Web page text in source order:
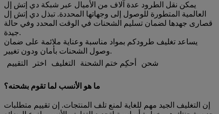
يمكن نقل الطرود عدة آلاف من الأميال عبر شبكة دي إتش إل
العالمية المتطورة للوصول إلى وجهاتها المحددة. تبذل دي إتش إل
قصارى جهدها لضمان تسليم الشحنات في الوقت المحدد وفي حالة
جيدة.
يساعد تغليف طرودكم بمواد مناسبة وعناية ملائمة على ضمان
وصول الشحنات بأمان ودون تغيير.
التقييم
اختر التغليف أحكِم ختم الشحنة شحن
ما هو الأنسب لما تقوم بشحنه؟
إن التغليف الجيد مهم للغاية لمنع تلف المنتجات. إن تقييم متطلبات